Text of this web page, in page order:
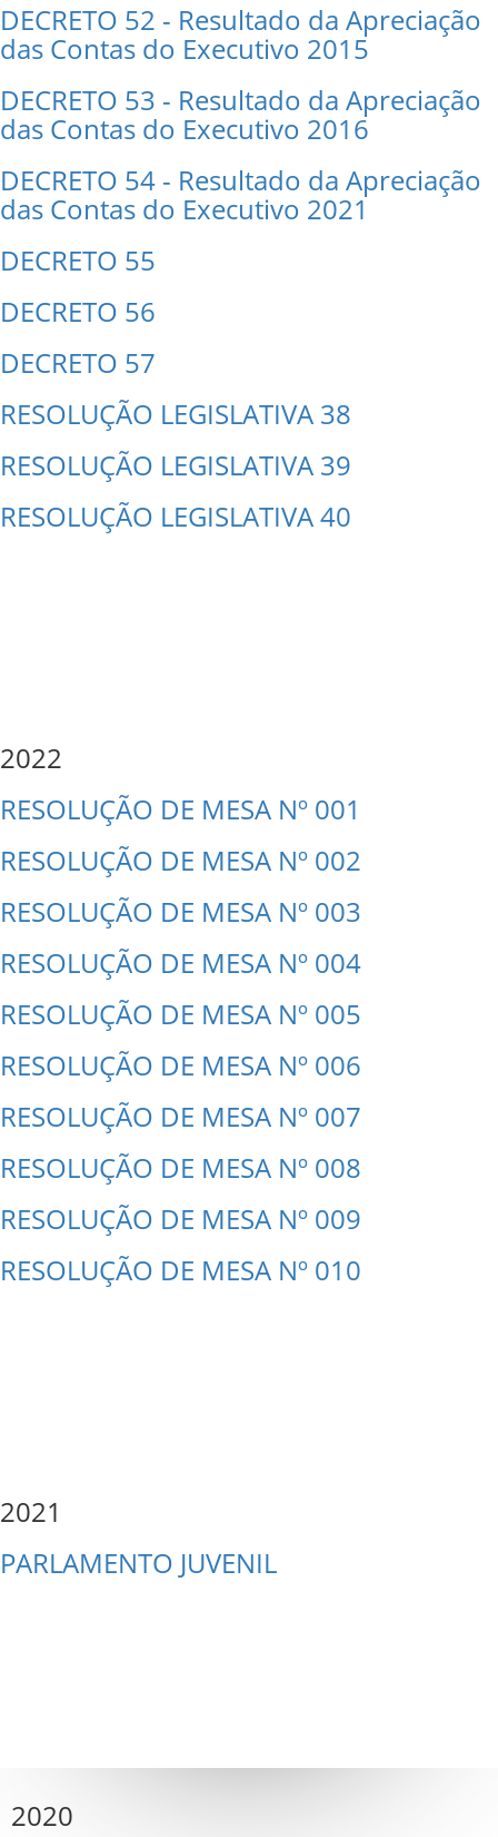
DECRETO 52 - Resultado da Apreciação
das Contas do Executivo 2015
DECRETO 53 - Resultado da Apreciação
das Contas do Executivo 2016
DECRETO 54 - Resultado da Apreciação
das Contas do Executivo 2021
DECRETO 55
DECRETO 56
DECRETO 57
RESOLUÇÃO LEGISLATIVA 38
RESOLUÇÃO LEGISLATIVA 39
RESOLUÇÃO LEGISLATIVA 40
2022
RESOLUÇÃO DE MESA Nº 001
RESOLUÇÃO DE MESA Nº 002
RESOLUÇÃO DE MESA Nº 003
RESOLUÇÃO DE MESA Nº 004
RESOLUÇÃO DE MESA Nº 005
RESOLUÇÃO DE MESA Nº 006
RESOLUÇÃO DE MESA Nº 007
RESOLUÇÃO DE MESA Nº 008
RESOLUÇÃO DE MESA Nº 009
RESOLUÇÃO DE MESA Nº 010
2021
PARLAMENTO JUVENIL
2020